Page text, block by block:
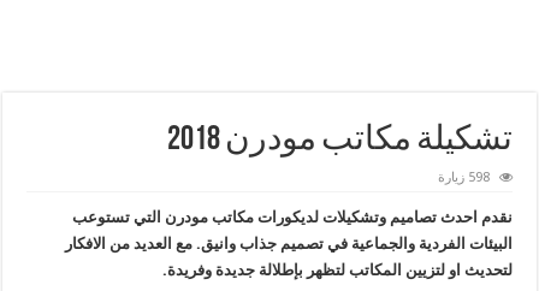
تشكيلة مكاتب مودرن 2018
598 زيارة
نقدم احدث تصاميم وتشكيلات لديكورات مكاتب مودرن التي تستوعب
البيئات الفردية والجماعية في تصميم جذاب وانيق. مع العديد من الافكار
لتحديث او لتزيين المكاتب لتظهر بإطلالة جديدة وفريدة.